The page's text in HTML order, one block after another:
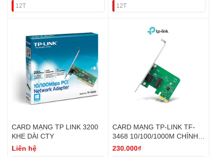
12T 12T
CARD MẠNG TP LINK 3200
KHE DÀI CTY
Liên hệ
CARD MẠNG TP-LINK TF-
3468 10/100/1000M CHÍNH
HÃNG (PCI-1X) VAT
230.000₫